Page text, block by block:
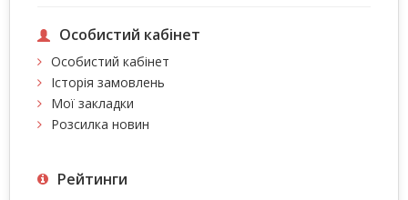
Особистий кабінет
Особистий кабінет
Історія замовлень
Мої закладки
Розсилка новин
Рейтинги